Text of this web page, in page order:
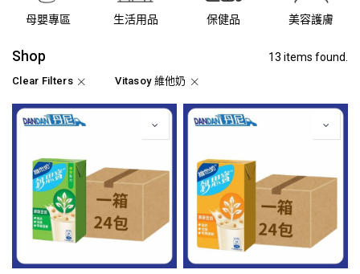
母嬰專區 生活用品 保健品 美容護膚
Shop 13 items found.
Clear Filters Vitasoy 維他奶